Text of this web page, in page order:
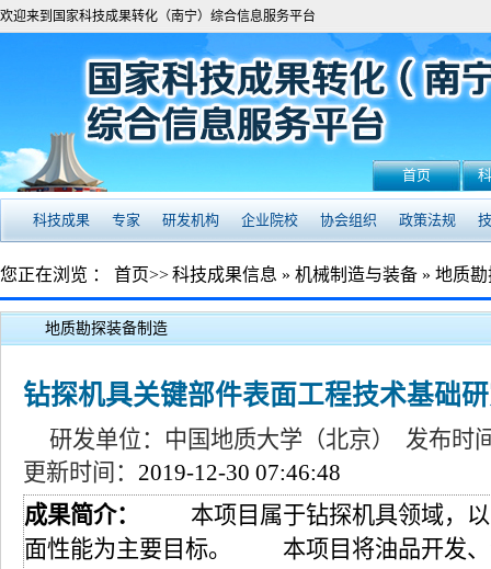
欢迎来到国家科技成果转化（南宁）综合信息服务平台
首页
科技成果 专家 研发机构 企业院校 协会组织 政策法规
您正在浏览 ： 首页>>科技成果信息 » 机械制造与装备 » 地质
地质勘探装备制造
钻探机具关键部件表面工程技术基础
研发单位：中国地质大学（北京） 发布时
更新时间： 2019-12-30 07:46:48
成果简介：
本项目属于钻探机具领域，以
面性能为主要目标。 本项目将油品开发、